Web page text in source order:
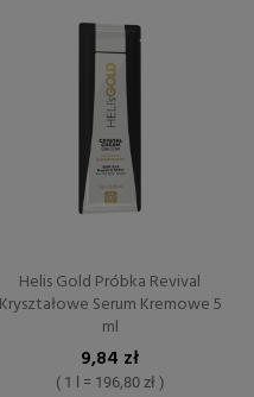
Helis Gold Próbka Revival
Kryształowe Serum Kremowe 5
ml
9,84 zł
( 1 l = 196,80 zł )